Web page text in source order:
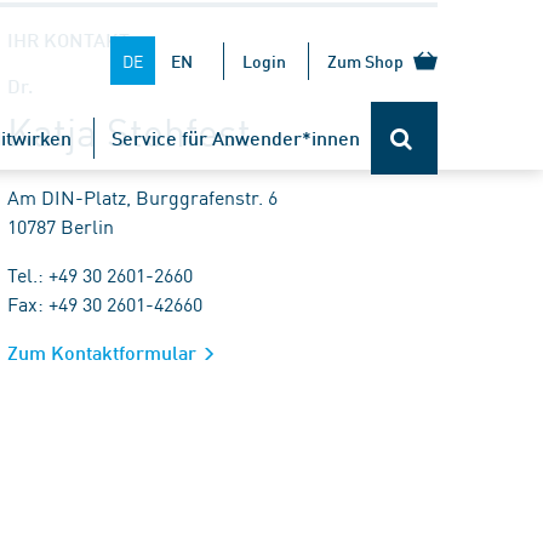
DE EN Login Zum Shop
Service für Anwender*innen
IHR KONTAKT
Dr.
Katja Stehfest
Am DIN-Platz, Burggrafenstr. 6
10787 Berlin
Tel.: +49 30 2601-2660
Fax: +49 30 2601-42660
Zum Kontaktformular